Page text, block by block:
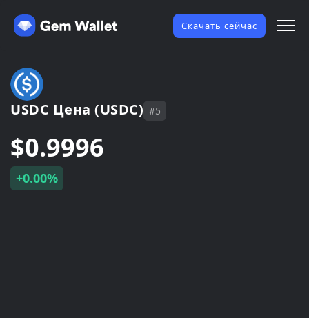
Скачать сейчас
USDC Цена (USDC) #5
$0.9996
+0.00%